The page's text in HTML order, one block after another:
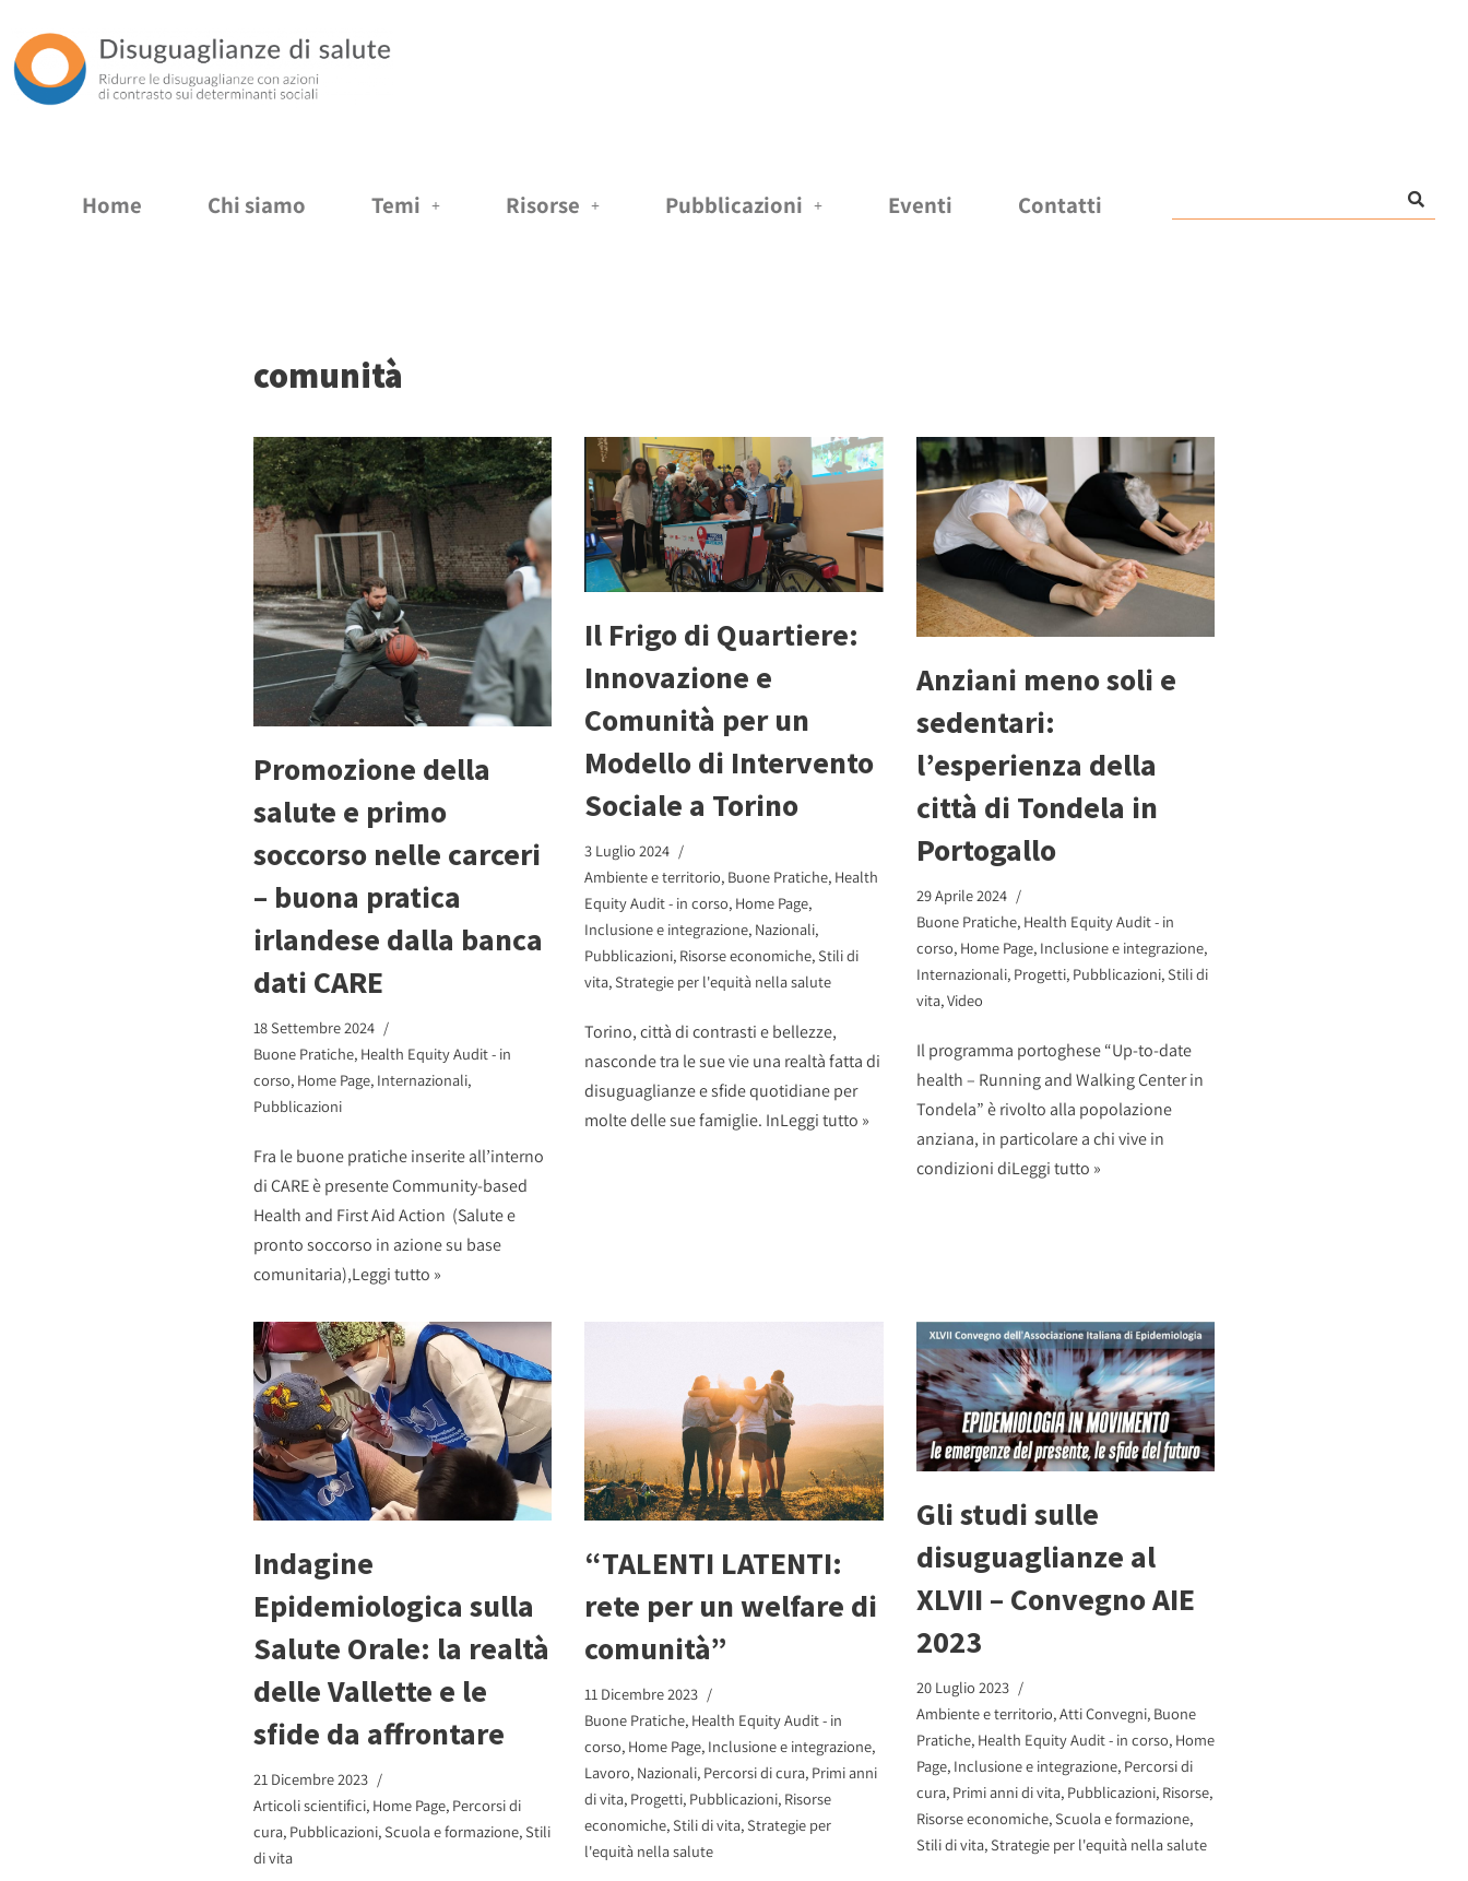
Vai
al
Home Chi siamo Temi Risorse Pubblicazioni Eventi Contatti
comunità
Promozione della
salute e primo
soccorso nelle carceri
– buona pratica
irlandese dalla banca
dati CARE
18 Settembre 2024
Buone Pratiche, Health Equity Audit - in
corso, Home Page, Internazionali,
Pubblicazioni
Fra le buone pratiche inserite all’interno
di CARE è presente Community-based
Health and First Aid Action (Salute e
pronto soccorso in azione su base
comunitaria),Leggi tutto »
Il Frigo di Quartiere:
Innovazione e
Comunità per un
Modello di Intervento
Sociale a Torino
3 Luglio 2024
Ambiente e territorio, Buone Pratiche, Health
Equity Audit - in corso, Home Page,
Inclusione e integrazione, Nazionali,
Pubblicazioni, Risorse economiche,Stili di
vita,Strategie per l'equità nella salute
Torino, città di contrasti e bellezze,
nasconde tra le sue vie una realtà fatta di
disuguaglianze e sfide quotidiane per
molte delle sue famiglie. InLeggi tutto »
Anziani meno soli e
sedentari:
l’esperienza della
città di Tondela in
Portogallo
29 Aprile 2024
Buone Pratiche, Health Equity Audit - in
corso, Home Page, Inclusione e integrazione,
Internazionali, Progetti, Pubblicazioni,Stili di
vita,Video
Il programma portoghese “Up-to-date
health – Running and Walking Center in
Tondela” è rivolto alla popolazione
anziana, in particolare a chi vive in
condizioni diLeggi tutto »
Indagine
Epidemiologica sulla
Salute Orale: la realtà
delle Vallette e le
sfide da affrontare
21 Dicembre 2023
Articoli scientifici, Home Page, Percorsi di
cura, Pubblicazioni,Scuola e formazione,Stili
di vita
“TALENTI LATENTI:
rete per un welfare di
comunità”
11 Dicembre 2023
Buone Pratiche, Health Equity Audit - in
corso, Home Page, Inclusione e integrazione,
Lavoro, Nazionali, Percorsi di cura, Primi anni
di vita, Progetti, Pubblicazioni, Risorse
economiche,Stili di vita,Strategie per
l'equità nella salute
Gli studi sulle
disuguaglianze al
XLVII – Convegno AIE
2023
20 Luglio 2023
Ambiente e territorio,Atti Convegni, Buone
Pratiche, Health Equity Audit - in corso, Home
Page, Inclusione e integrazione, Percorsi di
cura, Primi anni di vita, Pubblicazioni, Risorse,
Risorse economiche,Scuola e formazione,
Stili di vita,Strategie per l'equità nella salute